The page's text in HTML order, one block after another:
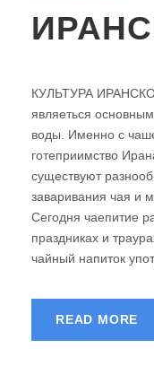
КУЛЬТУРА
являеться
воды. Именно с
готеприимство
существуют
заваривания чая и
Сегодня чаепитие
праздниках и
чайный напиток
READ MORE